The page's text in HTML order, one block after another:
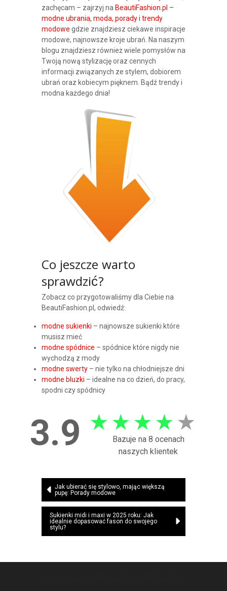
zachęcam – zajrzyj na BeautiFashion.pl –
modne ubrania, moda, porady i trendy
modowe gdzie znajdziesz ciekawe inspiracje
modowe, najnowsze kroje ubrań. Na naszym
blogu znajdziesz również wiele pomysłów na
Twoją nową stylizację oraz cennych
informacji związanych ze stylem, dobiorem
ubrań oraz kobiecym pięknem. Bądź trendy i
modna każdego dnia!
Co jeszcze warto
sprawdzić?
Zobacz co przygotowaliśmy dla Ciebie na
BeautiFashion.pl, odwiedź:
modne sukienki – najnowsze sukienki które
musisz mieć
modne spódnice – spódnice które nigdy nie
wychodzą z mody
modne swerty– nie tylko na chłodniejsze dni
modne bluzki – idealne na co dzień, do pracy,
spodni czy spódnicy
3.9 ★ ★ ★ ★ ★
Bazuje na 8 ocenach
naszych klientek
Nawigacja
wpisu
Jak ubierać się stylowo, mając większą
pupę: Porady modowe
Sukienki midi i maxi w 2025 roku: Jak
idealnie dopasować fason do swojego
stylu?